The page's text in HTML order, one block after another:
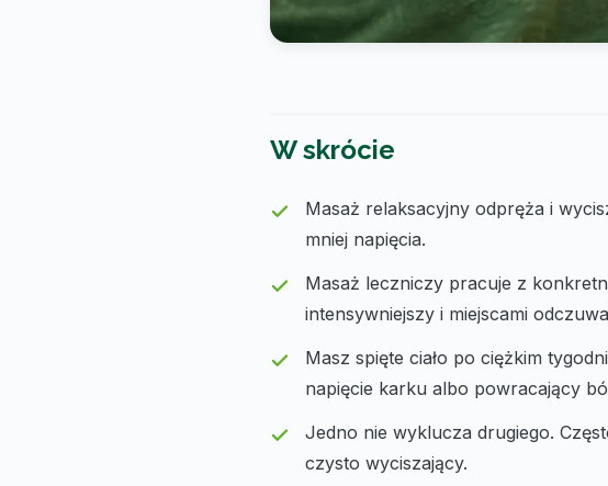
W skrócie
Masaż relaksacyjny odpręża i
mniej napięcia.
Masaż leczniczy pracuje z
intensywniejszy i miejscami
Masz spięte ciało po ciężkim
napięcie karku albo powracający
Jedno nie wyklucza drugiego.
czysto wyciszający.